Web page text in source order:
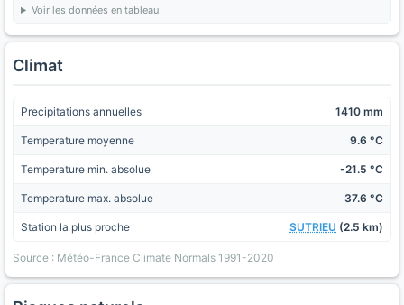
Voir les données en tableau
Climat
Precipitations annuelles 1410 mm
Temperature moyenne 9.6 °C
Temperature min. absolue -21.5 °C
Temperature max. absolue 37.6 °C
Station la plus proche SUTRIEU (2.5 km)
Source : Météo-France Climate Normals 1991-2020